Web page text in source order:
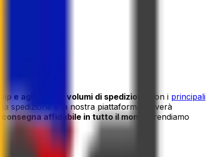
e agli elevati volumi di spedizione con i principali
spedizione e la nostra piattaforma troverà
consegna affidabile in tutto il mondo
, rendiamo